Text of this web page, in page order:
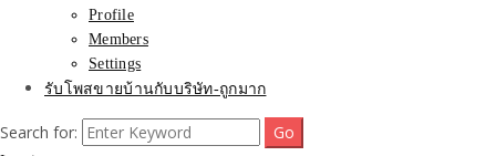
Profile
Members
Settings
รับโพสขายบ้านกับบริษัท-ถูกมาก
Search for: